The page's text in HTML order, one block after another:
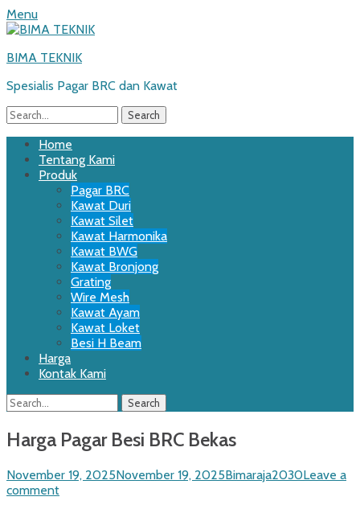
Menu
BIMA TEKNIK
Spesialis Pagar BRC dan Kawat
Search
for:
Primary
Menu
Skip
content
Home
Tentang Kami
Produk
Pagar BRC
Kawat Duri
Kawat Silet
Kawat Harmonika
Kawat BWG
Kawat Bronjong
Grating
Wire Mesh
Kawat Ayam
Kawat Loket
Besi H Beam
Harga
Kontak Kami
Search
Search
for:
Harga Pagar Besi BRC Bekas
Posted
on
November 19, 2025November 19, 2025Author
Bimaraja2030Leave a
comment